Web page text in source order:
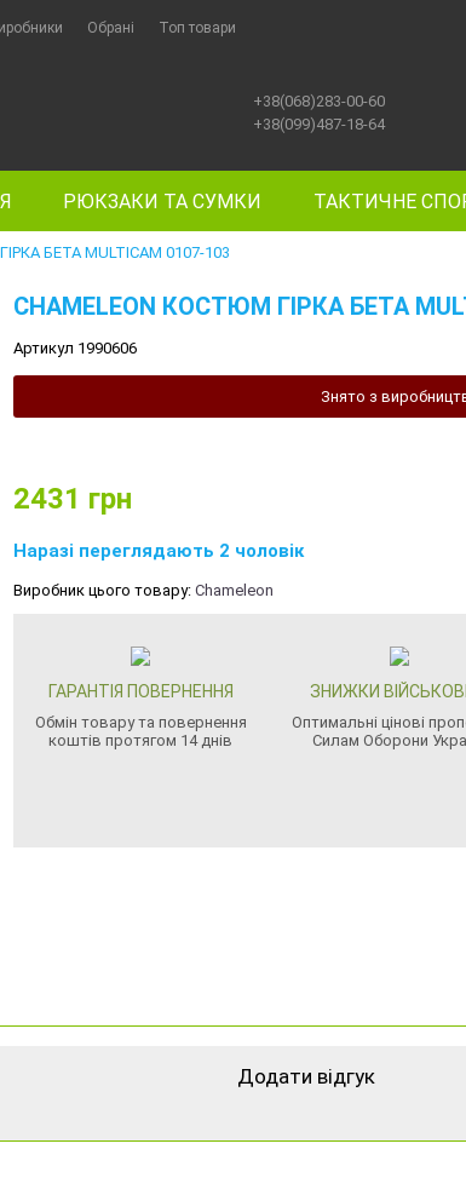
Обрані Топ товари
+38(068)283-00-60
+38(099)487-18-64
РЮКЗАКИ ТА СУМКИ ТАКТИЧНЕ
БЕТА MULTICAM 0107-103
CHAMELEON КОСТЮМ ГІРКА БЕТА
Артикул 1990606
Знято з
2431 грн
Наразі переглядають 2 чоловік
Виробник цього товару: Chameleon
ГАРАНТІЯ ПОВЕРНЕННЯ
Обмін товару та повернення
коштів протягом 14 днів
ЗНИЖКИ
Оптимальні цінові
Силам Оборони
Додати відгук